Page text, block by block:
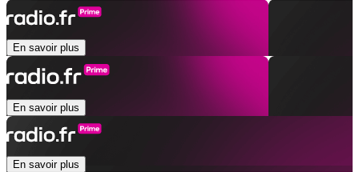
En savoir plus
En savoir plus
En savoir plus